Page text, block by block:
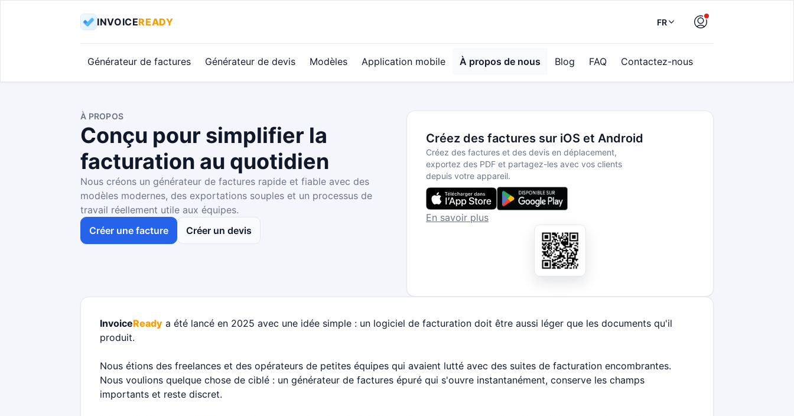
INVOICEREADY FR
Générateur de factures Générateur de devis Modèles Application mobile À propos de nous Blog FAQ Contactez-nous
À PROPOS
Conçu pour simplifier la
facturation au quotidien
Nous créons un générateur de factures rapide et fiable avec des
modèles modernes, des exportations souples et un processus de
travail réellement utile aux équipes.
Créer une facture
Créer un devis
Créez des factures sur iOS et Android
Créez des factures et des devis en déplacement,
exportez des PDF et partagez-les avec vos clients
depuis votre appareil.
En savoir plus
InvoiceReady a été lancé en 2025 avec une idée simple : un logiciel de facturation doit être aussi léger que les documents qu'il
produit.
Nous étions des freelances et des opérateurs de petites équipes qui avaient lutté avec des suites de facturation encombrantes.
Nous voulions quelque chose de ciblé : un générateur de factures épuré qui s'ouvre instantanément, conserve les champs
importants et reste discret.